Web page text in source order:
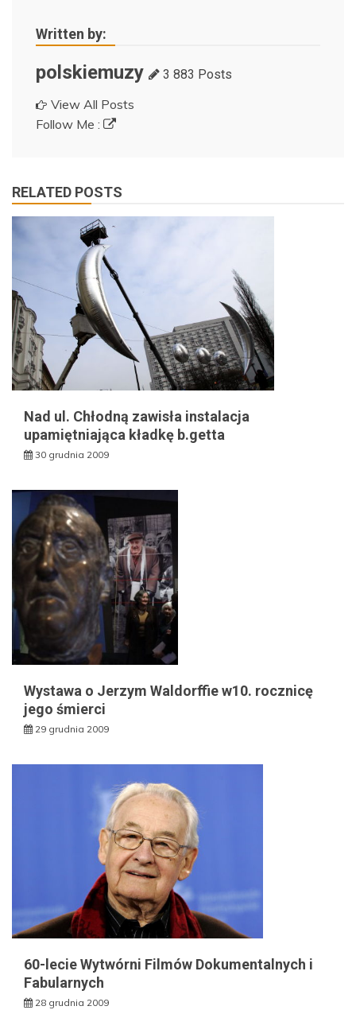
Written by:
polskiemuzy 3 883 Posts
View All Posts
Follow Me :
RELATED POSTS
Nad ul. Chłodną zawisła instalacja
upamiętniająca kładkę b.getta
30 grudnia 2009
Wystawa o Jerzym Waldorffie w10. rocznicę
jego śmierci
29 grudnia 2009
60-lecie Wytwórni Filmów Dokumentalnych i
Fabularnych
28 grudnia 2009